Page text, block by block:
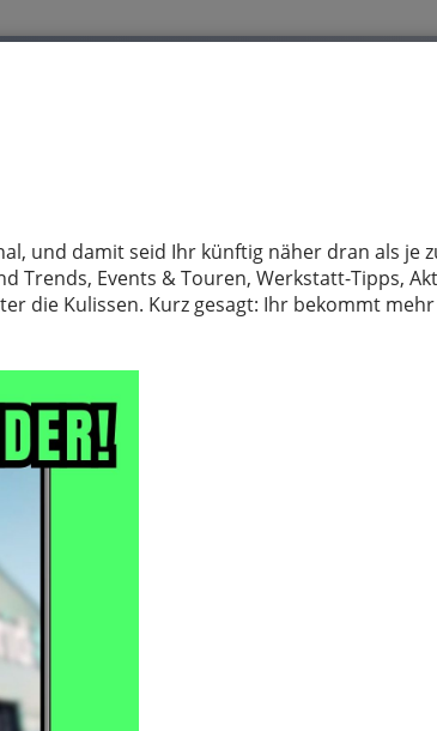
und damit seid Ihr künftig näher dran als je
Trends, Events & Touren, Werkstatt-Tipps,
die Kulissen. Kurz gesagt: Ihr bekommt mehr